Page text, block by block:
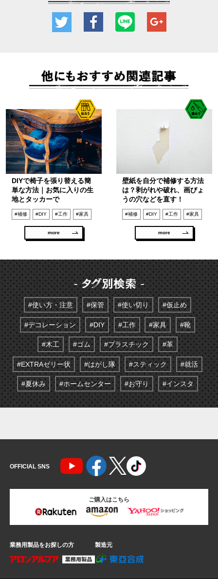
DIYで椅子を張り替える簡
単な方法｜お気に入りの生
地とタッカーで
#補修 #DIY #工作 #家具
more
壁紙を自分で補修する方法
は？剥がれや破れ、画びょ
うの穴などを直す！
#補修 #DIY #工作 #家具
more
#使い方・注意 #保管 #使い切り #仮止め
#デコレーション #DIY #工作 #家具 #靴
#木工 #ゴム #プラスチック #革
#EXTRAゼリー状 #はがし隊 #スティック #就活
#夏休み #ホームセンター #お守り #インスタ
OFFICIAL SNS
ご購入はこちら
業務用製品をお探しの方 製造元